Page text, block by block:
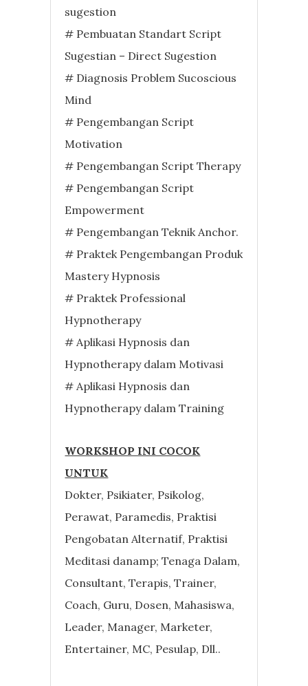
sugestion
# Pembuatan Standart Script
Sugestian – Direct Sugestion
# Diagnosis Problem Sucoscious
Mind
# Pengembangan Script
Motivation
# Pengembangan Script Therapy
# Pengembangan Script
Empowerment
# Pengembangan Teknik Anchor.
# Praktek Pengembangan Produk
Mastery Hypnosis
# Praktek Professional
Hypnotherapy
# Aplikasi Hypnosis dan
Hypnotherapy dalam Motivasi
# Aplikasi Hypnosis dan
Hypnotherapy dalam Training
WORKSHOP INI COCOK
UNTUK
Dokter, Psikiater, Psikolog,
Perawat, Paramedis, Praktisi
Pengobatan Alternatif, Praktisi
Meditasi danamp; Tenaga Dalam,
Consultant, Terapis, Trainer,
Coach, Guru, Dosen, Mahasiswa,
Leader, Manager, Marketer,
Entertainer, MC, Pesulap, Dll..